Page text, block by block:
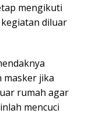
mengikuti
diluar
masker jika
rumah agar
mencuci